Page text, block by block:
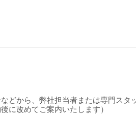
どから、弊社担当者または専門スタ
に改めてご案内いたします）